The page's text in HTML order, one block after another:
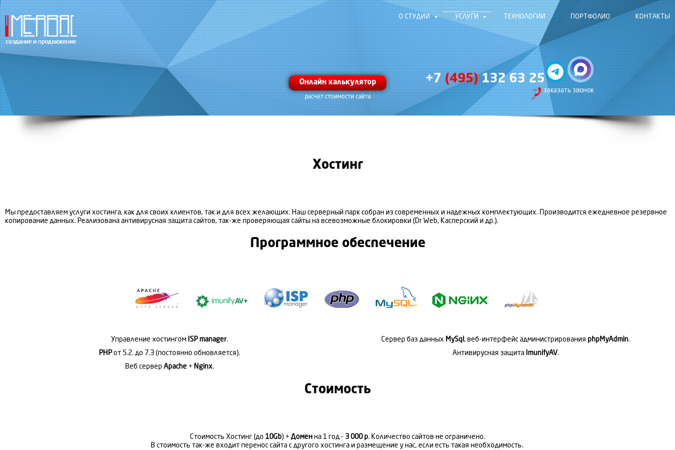
О СТУДИИ УСЛУГИ ТЕХНОЛОГИИ ПОРТФОЛИО КОНТАКТЫ
Онлайн калькулятор
расчет стоимости сайта
+7(495)132 63 25
заказать звонок
Хостинг
Мы предоставляем услуги хостинга, как для своих клиентов, так и для всех желающих. Наш серверный парк собран из современных и надежных комплектующих. Производится ежедневное резервное
копирование данных. Реализована антивирусная защита сайтов, так-же проверяющая сайты на всевозможные блокировки (Dr Web, Касперский и др.).
Программное обеспечение
Управление хостингом ISP manager.
PHPот 5.2. до 7.3 (постоянно обновляется).
Веб сервер Apache + Nginx.
Сервер баз данных MySql, веб-интерфейс администрирования phpMyAdmin.
Антивирусная защита ImunifyAV.
Стоимость
Стоимость Хостинг (до 10Gb) + Домен на 1 год - 3 000 р. Количество сайтов не ограничено.
В стоимость так-же входит перенос сайта с другого хостинга и размещение у нас, если есть такая необходимость.